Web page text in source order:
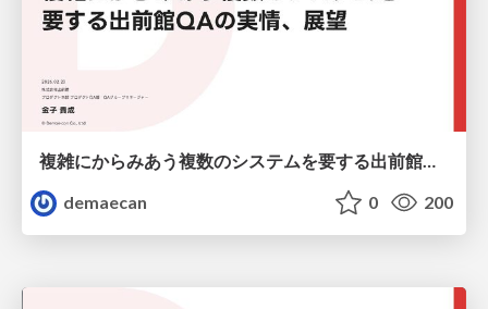
demaecan
0 200